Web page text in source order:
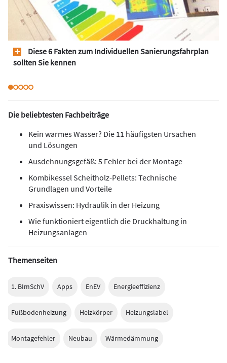
Diese 6 Fakten zum Individuellen Sanierungsfahrplan
sollten Sie kennen
Die beliebtesten Fachbeiträge
Kein warmes Wasser? Die 11 häufigsten Ursachen
und Lösungen
Ausdehnungsgefäß: 5 Fehler bei der Montage
Kombikessel Scheitholz-Pellets: Technische
Grundlagen und Vorteile
Praxiswissen: Hydraulik in der Heizung
Wie funktioniert eigentlich die Druckhaltung in
Heizungsanlagen
Themenseiten
1. BImSchV Apps EnEV Energieeffizienz
Fußbodenheizung Heizkörper Heizungslabel
Montagefehler Neubau Wärmedämmung